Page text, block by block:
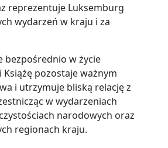
reprezentuje Luksemburg
wydarzeń w kraju i za
bezpośrednio w życie
Książę pozostaje ważnym
i utrzymuje bliską relację z
w wydarzeniach
narodowych oraz
regionach kraju.